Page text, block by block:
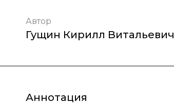
Автор
Гущин Кирилл Витальевич
Аннотация